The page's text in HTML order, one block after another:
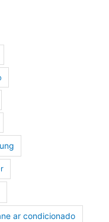
ar condicionado